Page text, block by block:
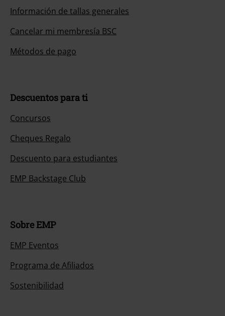
Información de tallas generales
Cancelar mi membresía BSC
Métodos de pago
Descuentos para ti
Concursos
Cheques Regalo
Descuento para estudiantes
EMP Backstage Club
Sobre EMP
EMP Eventos
Programa de Afiliados
Sostenibilidad